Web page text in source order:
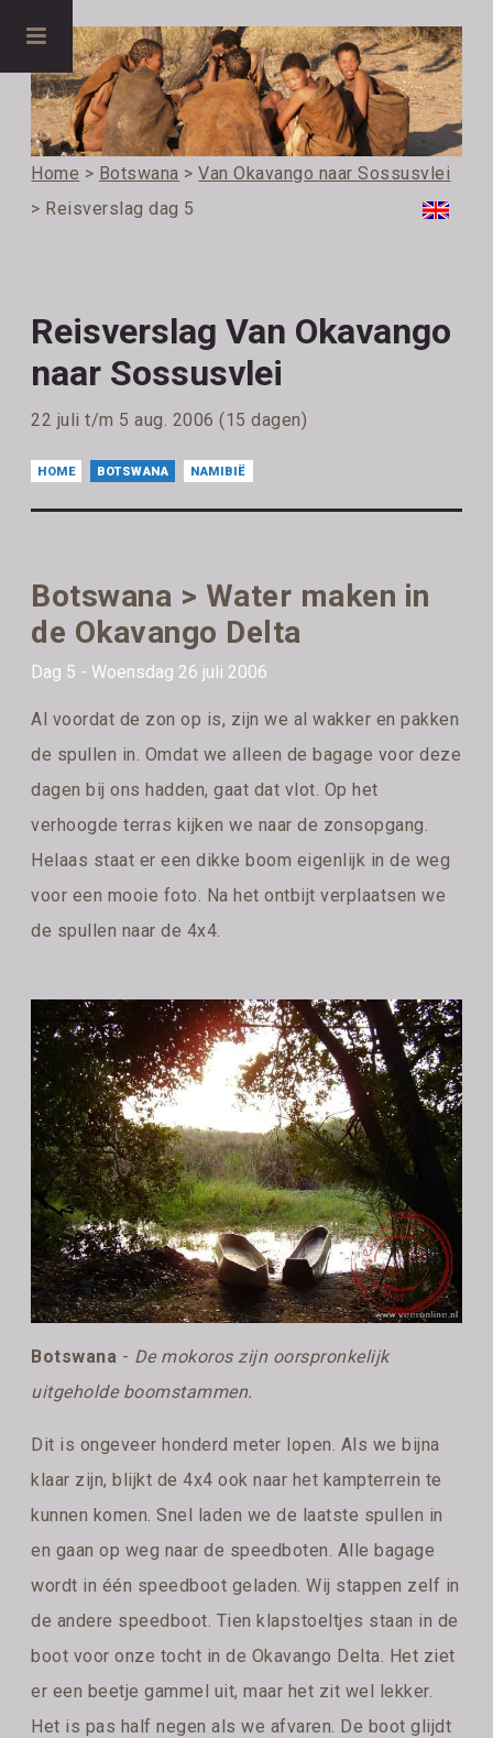
Home > Botswana >Van Okavango naar Sossusvlei
> Reisverslag dag 5
Reisverslag Van Okavango
naar Sossusvlei
22 juli t/m 5 aug. 2006 (15 dagen)
HOME BOTSWANA NAMIBIË
Botswana > Water maken in
de Okavango Delta
Dag 5 - Woensdag 26 juli 2006
Al voordat de zon op is, zijn we al wakker en pakken
de spullen in. Omdat we alleen de bagage voor deze
dagen bij ons hadden, gaat dat vlot. Op het
verhoogde terras kijken we naar de zonsopgang.
Helaas staat er een dikke boom eigenlijk in de weg
voor een mooie foto. Na het ontbijt verplaatsen we
de spullen naar de 4x4.
Botswana - De mokoros zijn oorspronkelijk
uitgeholde boomstammen.
Dit is ongeveer honderd meter lopen. Als we bijna
klaar zijn, blijkt de 4x4 ook naar het kampterrein te
kunnen komen. Snel laden we de laatste spullen in
en gaan op weg naar de speedboten. Alle bagage
wordt in één speedboot geladen. Wij stappen zelf in
de andere speedboot. Tien klapstoeltjes staan in de
boot voor onze tocht in de Okavango Delta. Het ziet
er een beetje gammel uit, maar het zit wel lekker.
Het is pas half negen als we afvaren. De boot glijdt